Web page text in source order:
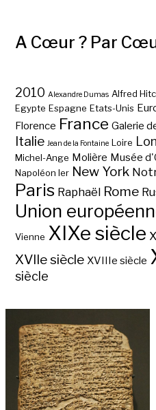
A Cœur ? Par
2010 Alexandre Dumas Alfred
Egypte Espagne Etats-Unis
Florence France Galerie
Italie Jean de la Fontaine Loire
Michel-Ange Molière Musée
Napoléon Ier New York
Paris Raphaël Rome
Union
Vienne XIXe siècle
XVIIe siècle XVIIIe siècle
siècle